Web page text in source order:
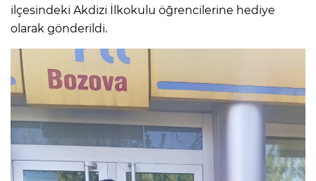
ilçesindeki Akdizi İlkokulu öğrencilerine hediye
olarak gönderildi.